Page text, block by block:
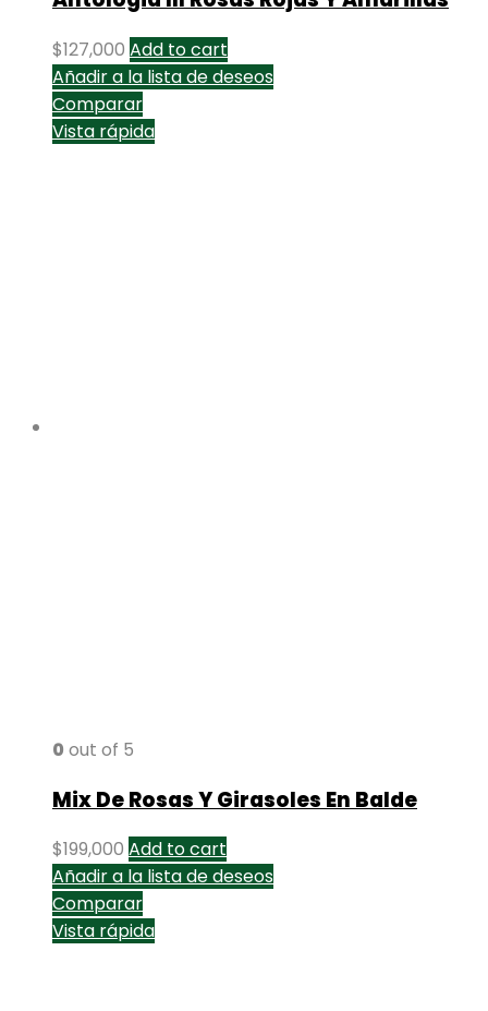
$127,000 Add to cart
Añadir a la lista de deseos
Comparar
Vista rápida
0 out of 5
Mix De Rosas Y Girasoles En Balde
$199,000 Add to cart
Añadir a la lista de deseos
Comparar
Vista rápida